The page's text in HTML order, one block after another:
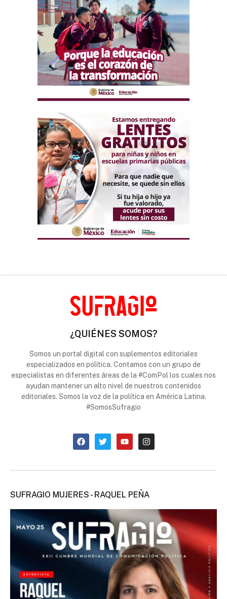
¿QUIÉNES SOMOS?
Somos un portal digital con suplementos editoriales
especializados en política. Contamos con un grupo de
especialistas en diferentes áreas de la #ComPol los cuales nos
ayudan mantener un alto nivel de nuestros contenidos
editoriales. Somos la voz de la política en América Latina.
#SomosSufragio
SUFRAGIO MUJERES - RAQUEL PEÑA